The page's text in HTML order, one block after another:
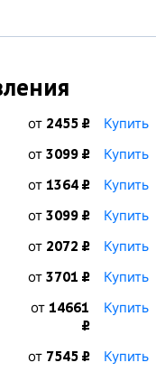
от 2455 ₽
Купить
от3099 ₽
Купить
от 1364 ₽
Купить
от3099 ₽
Купить
от 2072 ₽
Купить
от3701 ₽
Купить
от 14661
₽
Купить
от 7545 ₽
Купить